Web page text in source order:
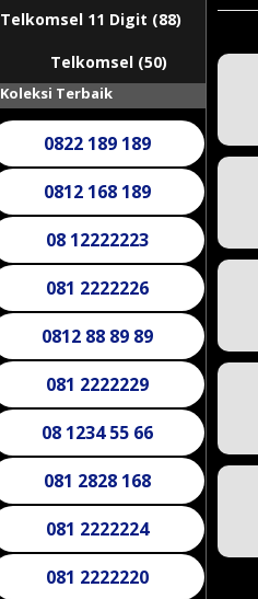
Telkomsel 11 Digit (88)
Telkomsel (50)
Koleksi Terbaik
0822 805 805
0822 189 189
0812 168 189
08 12222223
081 2222226
0812 88 89 89
081 2222229
08 1234 55 66
081 2828 168
081 2222224
081 2222220
081 2222227